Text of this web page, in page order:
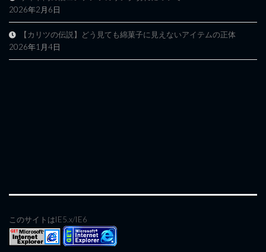
2026年2月6日
【カリツの伝説】どう見ても綿菓子に見えないアイテムの正体
2026年1月4日
このサイトはIE5.x/IE6